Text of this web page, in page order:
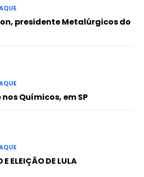
presidente Metalúrgicos do
Químicos, em SP
ELEIÇÃO DE LULA